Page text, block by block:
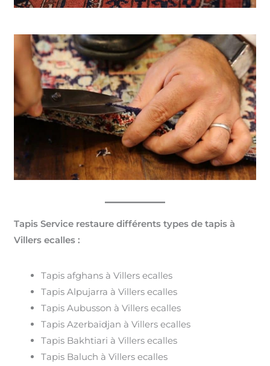
Tapis Service restaure différents types de tapis à
Villers ecalles :
Tapis afghans à Villers ecalles
Tapis Alpujarra à Villers ecalles
Tapis Aubusson à Villers ecalles
Tapis Azerbaïdjan à Villers ecalles
Tapis Bakhtiari à Villers ecalles
Tapis Baluch à Villers ecalles